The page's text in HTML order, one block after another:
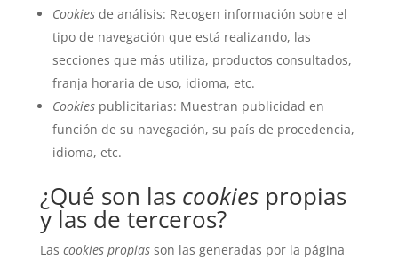
Cookiesde análisis: Recogen información sobre el
tipo de navegación que está realizando, las
secciones que más utiliza, productos consultados,
franja horaria de uso, idioma, etc.
Cookiespublicitarias: Muestran publicidad en
función de su navegación, su país de procedencia,
idioma, etc.
¿Qué son las cookiespropias
y las de terceros?
Las cookies propiasson las generadas por la página